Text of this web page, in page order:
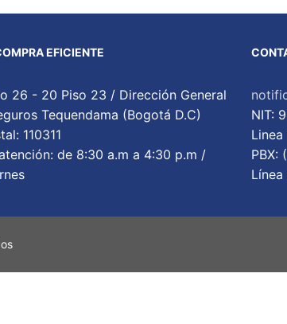
EFICIENTE
26 - 20 Piso 23 / Dirección General
Tequendama (Bogotá D.C)
110311
de 8:30 a.m a 4:30 p.m /
NIT:
PBX: